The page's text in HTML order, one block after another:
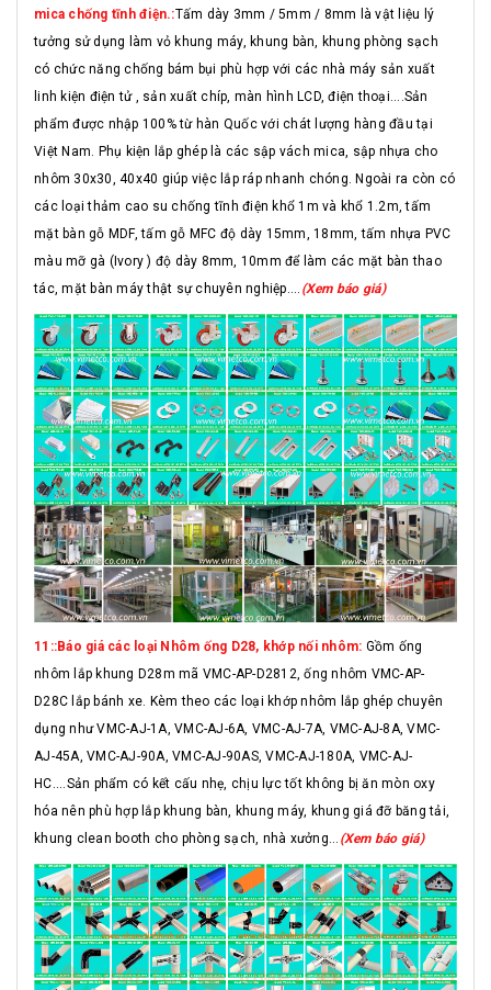
mica chống tĩnh điện.:Tấm dày 3mm / 5mm / 8mm là vật liệu lý
tưởng sử dụng làm vỏ khung máy, khung bàn, khung phòng sạch
có chức năng chống bám bụi phù hợp với các nhà máy sản xuất
linh kiện điện tử , sản xuất chíp, màn hình LCD, điện thoại....Sản
phẩm được nhập 100% từ hàn Quốc với chát lượng hàng đầu tại
Việt Nam. Phụ kiện lắp ghép là các sập vách mica, sập nhựa cho
nhôm 30x30, 40x40 giúp việc lắp ráp nhanh chóng. Ngoài ra còn có
các loại thảm cao su chống tĩnh điện khổ 1m và khổ 1.2m, tấm
mặt bàn gỗ MDF, tấm gỗ MFC độ dày 15mm, 18mm, tấm nhựa PVC
màu mỡ gà (Ivory ) độ dày 8mm, 10mm để làm các mặt bàn thao
tác, mặt bàn máy thật sự chuyên nghiệp.... (Xem báo giá)
11::Báo giá các loại Nhôm ống D28, khớp nối nhôm: Gồm ống
nhôm lắp khung D28m mã VMC-AP-D2812, ống nhôm VMC-AP-
D28C lắp bánh xe. Kèm theo các loại khớp nhôm lắp ghép chuyên
dụng như VMC-AJ-1A, VMC-AJ-6A, VMC-AJ-7A, VMC-AJ-8A, VMC-
AJ-45A, VMC-AJ-90A, VMC-AJ-90AS, VMC-AJ-180A, VMC-AJ-
HC....Sản phẩm có kết cấu nhẹ, chịu lực tốt không bị ăn mòn oxy
hóa nên phù hợp lắp khung bàn, khung máy, khung giá đỡ băng tải,
khung clean booth cho phòng sạch, nhà xưởng... (Xem báo giá)